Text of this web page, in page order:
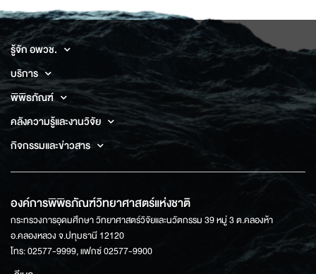
รู้จัก อพวช.
บริการ
พิพิธภัณฑ์
คลังความรู้และงานวิจัย
กิจกรรมและข่าวสาร
องค์การพิพิธภัณฑ์วิทยาศาสตร์แห่งชาติ
กระทรวงการอุดมศึกษา วิทยาศาสตร์วิจัยและนวัตกรรม 39 หมู่ 3 ต.คลองห้า
อ.คลองหลวง จ.ปทุมธานี 12120
โทร: 02577-9999, แฟกซ์ 02577-9900